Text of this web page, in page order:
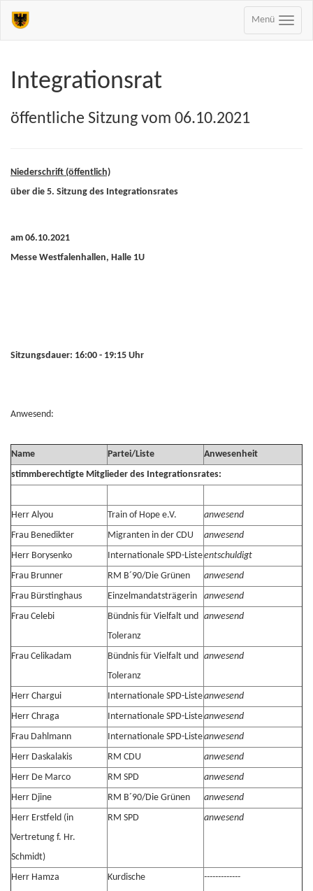
Menü
Integrationsrat
öffentliche Sitzung vom 06.10.2021
Niederschrift (öffentlich)
über die 5. Sitzung des Integrationsrates
am 06.10.2021
Messe Westfalenhallen, Halle 1U
Sitzungsdauer: 16:00 - 19:15 Uhr
Anwesend:
Name Partei/Liste
Anwesenheit
stimmberechtigte Mitglieder des Integrationsrates:
Herr Alyou Train of Hope e.V.
anwesend
Frau Benedikter
Migranten in der CDU
anwesend
Herr Borysenko
Internationale SPD-Listeentschuldigt
Frau Brunner
RM B´90/Die Grünen
anwesend
Frau Bürstinghaus
Einzelmandatsträgerin
anwesend
Frau Celebi
Bündnis für Vielfalt und
Toleranz
anwesend
Frau Celikadam
Bündnis für Vielfalt und
Toleranz
anwesend
Herr Chargui Internationale SPD-Listeanwesend
Herr Chraga
Internationale SPD-Listeanwesend
Frau Dahlmann
Internationale SPD-Listeanwesend
Herr Daskalakis
RM CDU
anwesend
Herr De Marco
RM SPD
anwesend
Herr Djine
RM B´90/Die Grünen
anwesend
Herr Erstfeld (in
Vertretung f. Hr.
Schmidt)
RM SPD anwesend
Herr Hamza
Kurdische
-------------